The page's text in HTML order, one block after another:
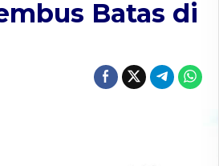
Batas di